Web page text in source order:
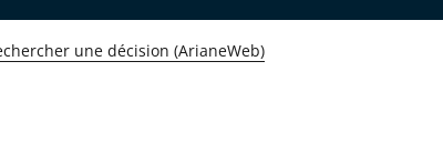
une décision (ArianeWeb)